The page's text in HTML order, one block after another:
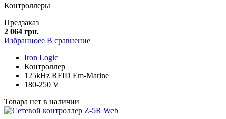
Контроллеры
Предзаказ
2 064 грн.
Избранноее В сравнение
Iron Logic
Контроллер
125kHz RFID Em-Marine
180-250 V
Товара нет в наличии